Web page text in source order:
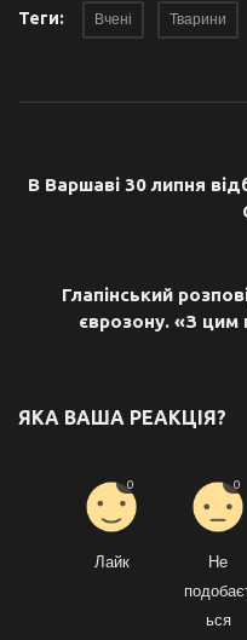
Теги: Вчені Тварини
В Варшаві 30 липня
Глапінський
єврозону. «З цим
ЯКА ВАША РЕАКЦІЯ?
Лайк
0
Не
ься
0